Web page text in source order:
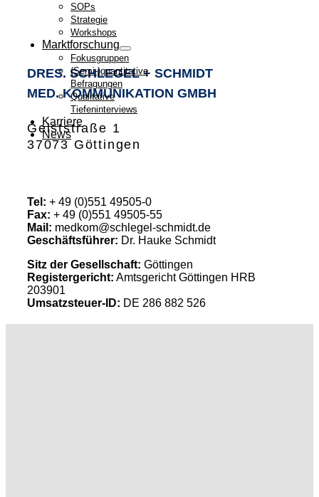
SOPs
Strategie
Workshops
Marktforschung
Fokusgruppen
(Semi-)quantitative
Befragungen
Qualitative
Tiefeninterviews
Karriere
News
DRES. SCHLEGEL + SCHMIDT
MED. KOMMUNIKATION GMBH
Geiststraße 1
37073 Göttingen
Tel: + 49 (0)551 49505-0
Fax: + 49 (0)551 49505-55
Mail: medkom@schlegel-schmidt.de
Geschäftsführer: Dr. Hauke Schmidt
Sitz der Gesellschaft: Göttingen
Registergericht: Amtsgericht Göttingen HRB
203901
Umsatzsteuer-ID: DE 286 882 526